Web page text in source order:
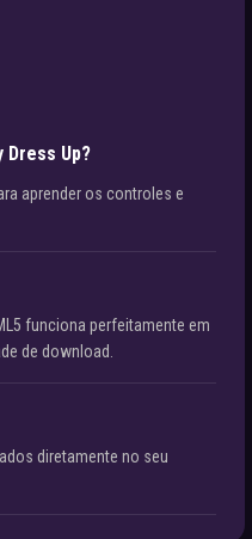
Dress Up?
aprender os controles e
funciona perfeitamente em
de download.
diretamente no seu